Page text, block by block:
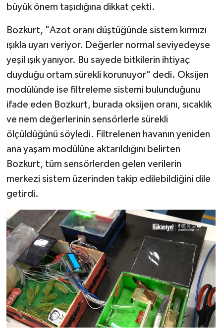
büyük önem taşıdığına dikkat çekti.
Bozkurt, "Azot oranı düştüğünde sistem kırmızı
ışıkla uyarı veriyor. Değerler normal seviyedeyse
yeşil ışık yanıyor. Bu sayede bitkilerin ihtiyaç
duyduğu ortam sürekli korunuyor" dedi. Oksijen
modülünde ise filtreleme sistemi bulunduğunu
ifade eden Bozkurt, burada oksijen oranı, sıcaklık
ve nem değerlerinin sensörlerle sürekli
ölçüldüğünü söyledi. Filtrelenen havanın yeniden
ana yaşam modülüne aktarıldığını belirten
Bozkurt, tüm sensörlerden gelen verilerin
merkezi sistem üzerinden takip edilebildiğini dile
getirdi.